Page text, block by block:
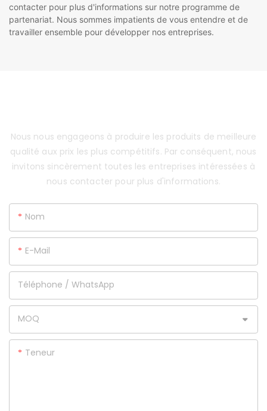
contacter pour plus d'informations sur notre programme de
partenariat. Nous sommes impatients de vous entendre et de
travailler ensemble pour développer nos entreprises.
Nous nous engageons à produire les produits de meilleure
qualité aux prix les plus compétitifs. Par conséquent, nous
invitons sincèrement toutes les entreprises intéressées à
nous contacter pour plus d'informations.
Nom
E-Mail
Téléphone / WhatsApp
MOQ
Teneur